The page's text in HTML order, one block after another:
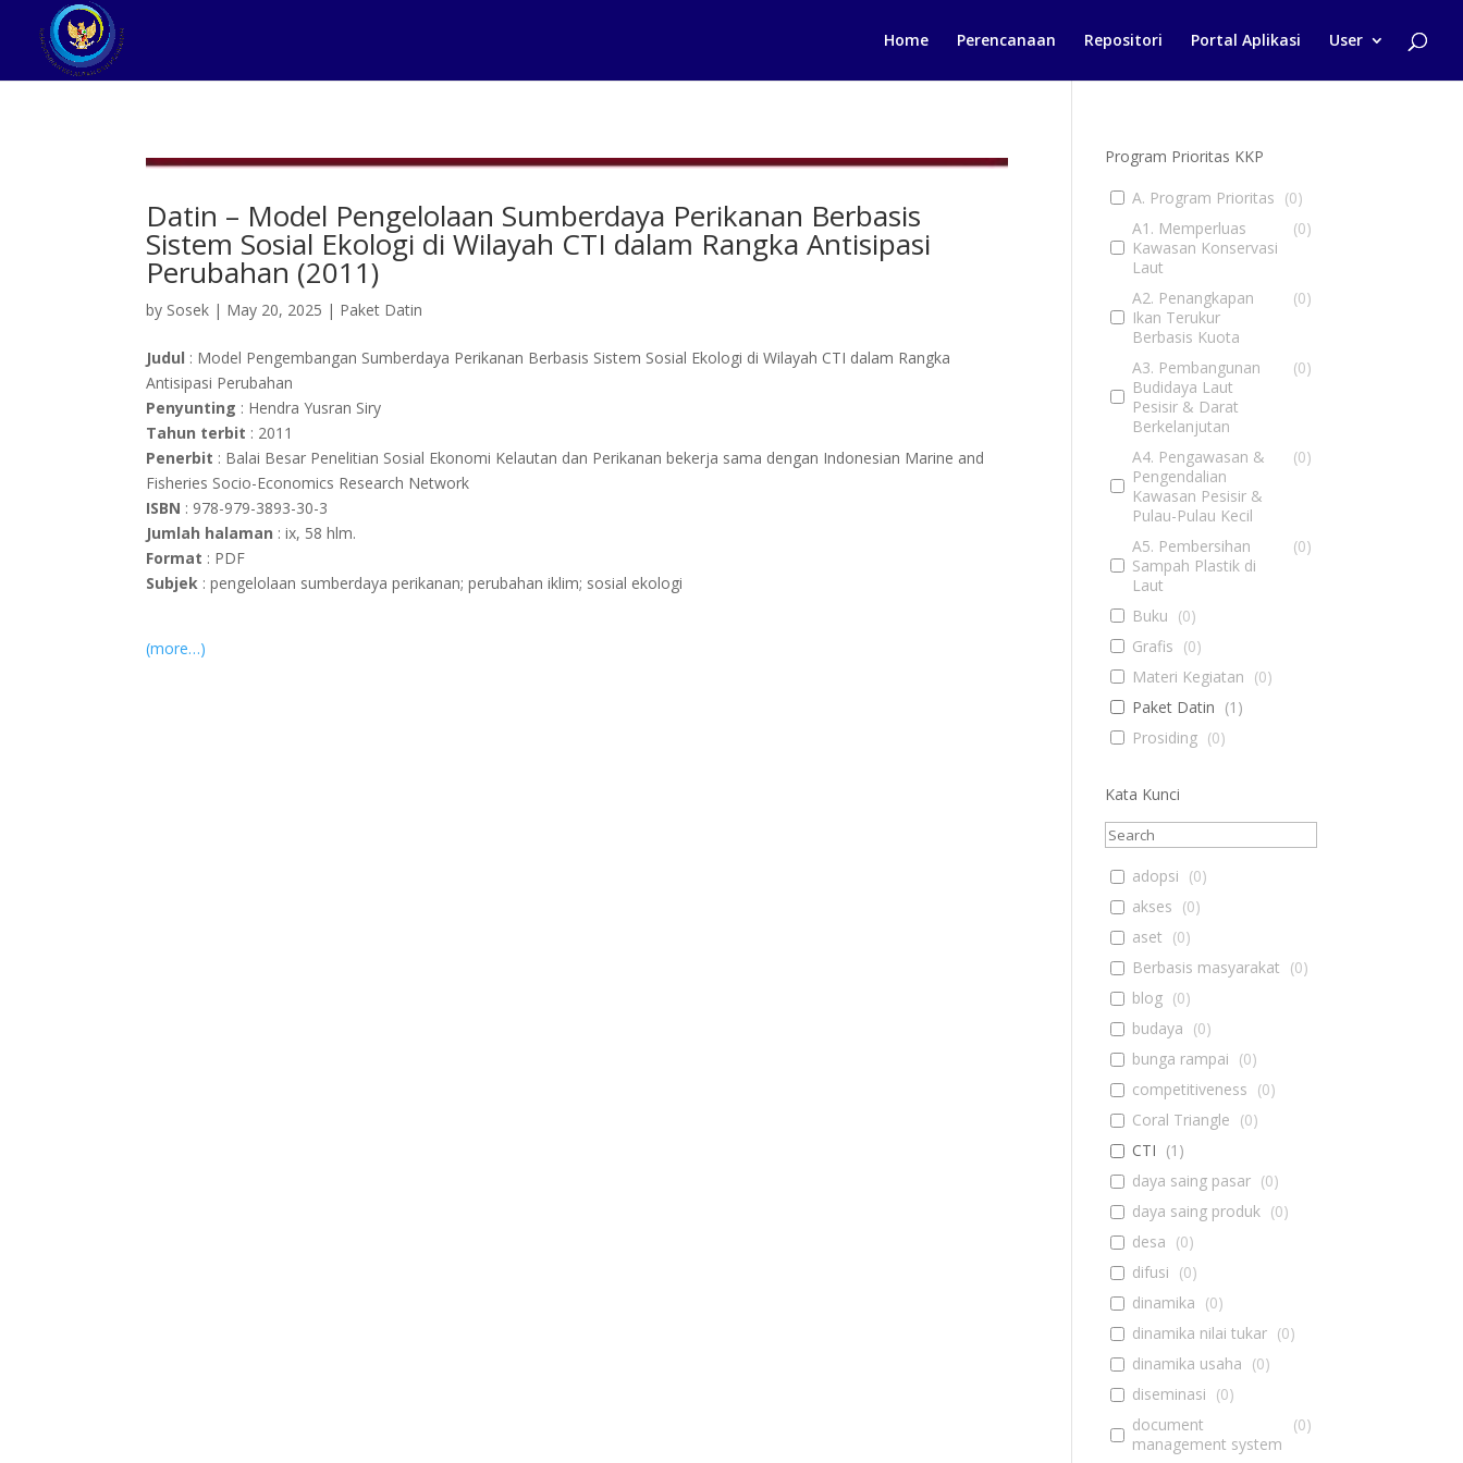
Home Perencanaan Repositori Portal Aplikasi User
Datin – Model Pengelolaan Sumberdaya Perikanan Berbasis
Sistem Sosial Ekologi di Wilayah CTI dalam Rangka Antisipasi
Perubahan (2011)
by Sosek | May 20, 2025 | Paket Datin
Judul : Model Pengembangan Sumberdaya Perikanan Berbasis Sistem Sosial Ekologi di Wilayah CTI dalam Rangka
Antisipasi Perubahan
Penyunting : Hendra Yusran Siry
Tahun terbit : 2011
Penerbit : Balai Besar Penelitian Sosial Ekonomi Kelautan dan Perikanan bekerja sama dengan Indonesian Marine and
Fisheries Socio-Economics Research Network
ISBN : 978-979-3893-30-3
Jumlah halaman : ix, 58 hlm.
Format : PDF
Subjek : pengelolaan sumberdaya perikanan; perubahan iklim; sosial ekologi
(more…)
Program Prioritas KKP
A. Program Prioritas (0)
A1. Memperluas
Kawasan Konservasi
Laut
(0)
A2. Penangkapan
Ikan Terukur
Berbasis Kuota
(0)
A3. Pembangunan
Budidaya Laut
Pesisir & Darat
Berkelanjutan
(0)
A4. Pengawasan &
Pengendalian
Kawasan Pesisir &
Pulau-Pulau Kecil
(0)
A5. Pembersihan
Sampah Plastik di
Laut
(0)
Buku (0)
Grafis (0)
Materi Kegiatan (0)
Paket Datin (1 )
Prosiding (0)
Kata Kunci
adopsi (0)
akses (0)
aset (0)
Berbasis masyarakat (0)
blog (0)
budaya (0)
bunga rampai (0)
competitiveness (0)
Coral Triangle (0)
CTI (1 )
daya saing pasar (0)
daya saing produk (0)
desa (0)
difusi (0)
dinamika (0)
dinamika nilai tukar (0)
dinamika usaha (0)
diseminasi (0)
document
management system
(0)